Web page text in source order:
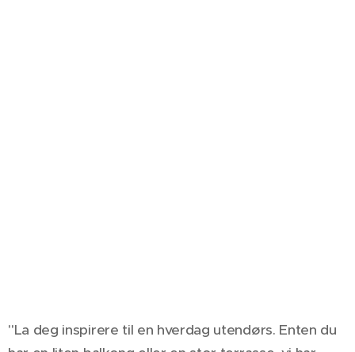
"La deg inspirere til en hverdag utendørs. Enten du